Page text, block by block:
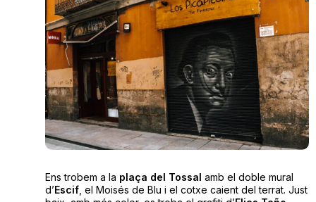
Ens trobem a la plaça del Tossal amb el doble mural
d’Escif, el Moisés de Blu i el cotxe caient del terrat. Just